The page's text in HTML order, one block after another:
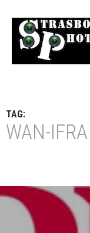
TAG:
WAN-IFRA